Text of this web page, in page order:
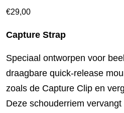
€29,00
Capture Strap
Speciaal ontworpen voor
draagbare quick-release
zoals de Capture Clip en
Deze schouderriem